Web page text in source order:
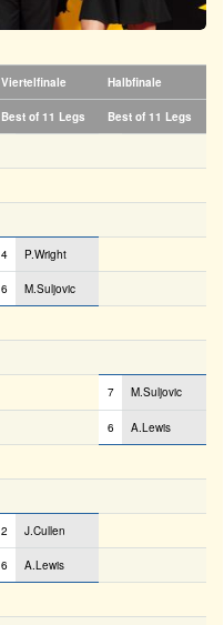
Viertelfinale Halbfinale
Best of 11 Legs Best of 11 Legs
4 P.Wright
6 M.Suljovic
7 M.Suljovic
6 A.Lewis
2 J.Cullen
6 A.Lewis